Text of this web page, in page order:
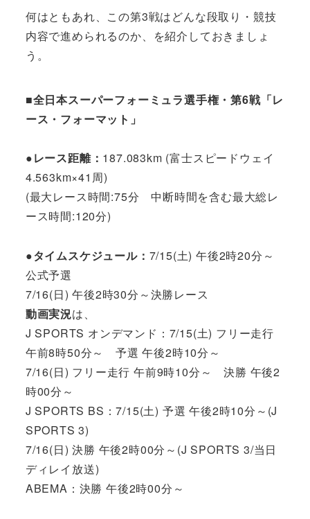
何はともあれ、この第3戦はどんな段取り・競技
内容で進められるのか、を紹介しておきましょ
う。
■全日本スーパーフォーミュラ選手権・第6戦「レ
ース・フォーマット」
●レース距離： 187.083km (富士スピードウェイ
4.563km×41周)
(最大レース時間:75分 中断時間を含む最大総レ
ース時間:120分)
●タイムスケジュール： 7/15(土) 午後2時20分～
公式予選
7/16(日) 午後2時30分～決勝レース
動画実況は、
J SPORTS オンデマンド：7/15(土) フリー走行
午前8時50分～ 予選 午後2時10分～
7/16(日) フリー走行 午前9時10分～ 決勝 午後2
時00分～
J SPORTS BS：7/15(土) 予選 午後2時10分～(J
SPORTS 3)
7/16(日) 決勝 午後2時00分～(J SPORTS 3/当日
ディレイ放送)
ABEMA：決勝 午後2時00分～